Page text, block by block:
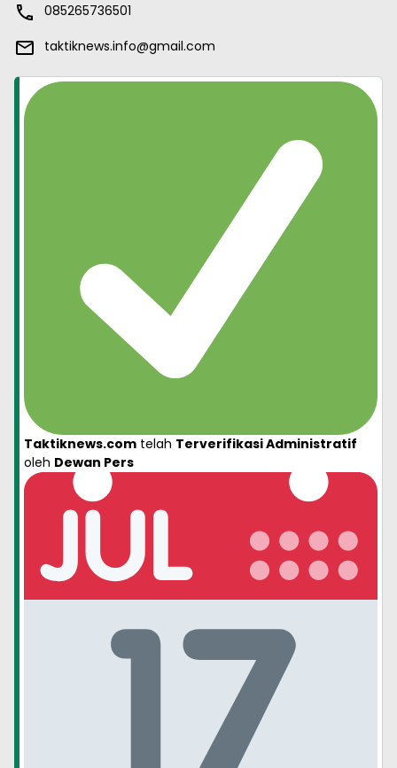
085265736501
taktiknews.info@gmail.com
Taktiknews.com telah Terverifikasi Administratif
oleh Dewan Pers